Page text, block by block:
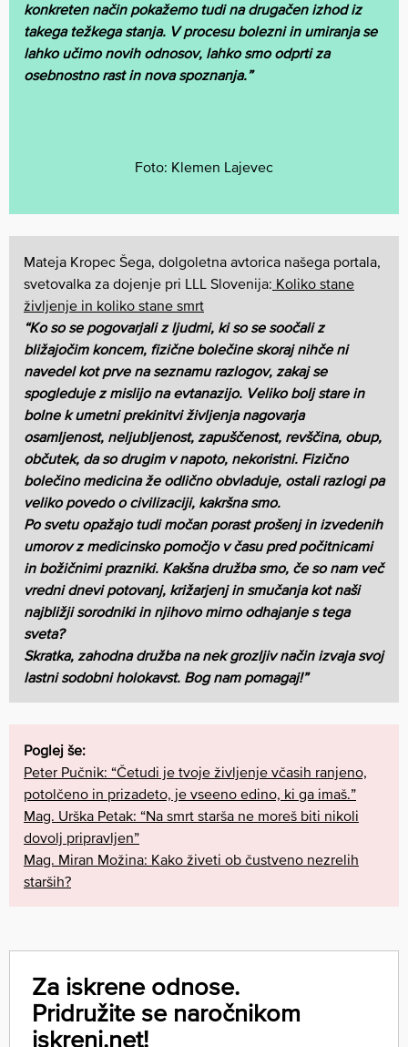
konkreten način pokažemo tudi na drugačen izhod iz
takega težkega stanja. V procesu bolezni in umiranja se
lahko učimo novih odnosov, lahko smo odprti za
osebnostno rast in nova spoznanja.”
Foto: Klemen Lajevec
Mateja Kropec Šega, dolgoletna avtorica našega portala,
svetovalka za dojenje pri LLL Slovenija: Koliko stane
življenje in koliko stane smrt
“Ko so se pogovarjali z ljudmi, ki so se soočali z
bližajočim koncem, fizične bolečine skoraj nihče ni
navedel kot prve na seznamu razlogov, zakaj se
spogleduje z mislijo na evtanazijo. Veliko bolj stare in
bolne k umetni prekinitvi življenja nagovarja
osamljenost, neljubljenost, zapuščenost, revščina, obup,
občutek, da so drugim v napoto, nekoristni. Fizično
bolečino medicina že odlično obvladuje, ostali razlogi pa
veliko povedo o civilizaciji, kakršna smo.
Po svetu opažajo tudi močan porast prošenj in izvedenih
umorov z medicinsko pomočjo v času pred počitnicami
in božičnimi prazniki. Kakšna družba smo, če so nam več
vredni dnevi potovanj, križarjenj in smučanja kot naši
najbližji sorodniki in njihovo mirno odhajanje s tega
sveta?
Skratka, zahodna družba na nek grozljiv način izvaja svoj
lastni sodobni holokavst. Bog nam pomagaj!”
Poglej še:
Peter Pučnik: “Četudi je tvoje življenje včasih ranjeno,
potolčeno in prizadeto, je vseeno edino, ki ga imaš.”
Mag. Urška Petak: “Na smrt starša ne moreš biti nikoli
dovolj pripravljen”
Mag. Miran Možina: Kako živeti ob čustveno nezrelih
starših?
Za iskrene odnose.
Pridružite se naročnikom
iskreni.net!